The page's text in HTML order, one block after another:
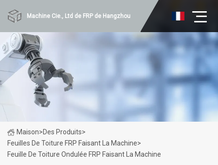
Machine Cie., Ltd de FRP de Hangzhou
Maison>Des Produits>
Feuilles De Toiture FRP Faisant La Machine>
Feuille De Toiture Ondulée FRP Faisant La Machine